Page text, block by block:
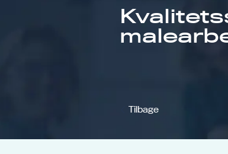
Tilbage